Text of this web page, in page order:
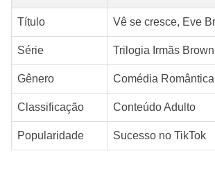
Título Vê se cresce, Eve
Série Trilogia Irmãs
Gênero Comédia Romântica
Classificação Conteúdo Adulto
Popularidade Sucesso no TikTok